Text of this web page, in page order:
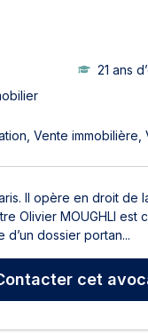
21 ans
Vente immobilière
Il opère en droit de
Olivier MOUGHLI est
d’un dossier portan...
cet